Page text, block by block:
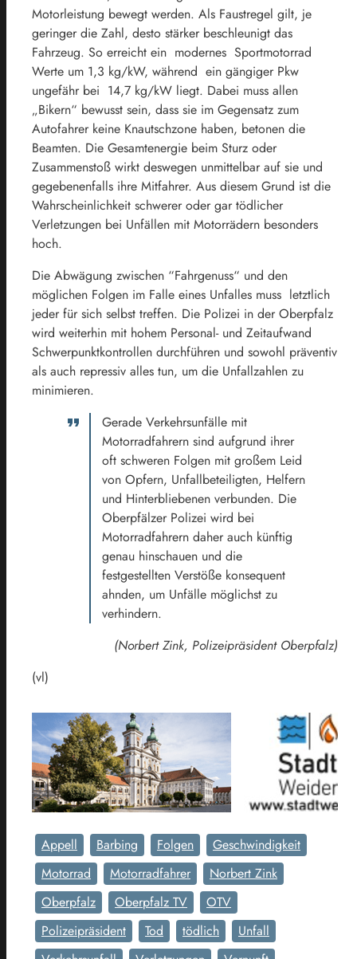
Motorleistung bewegt werden. Als Faustregel gilt, je
geringer die Zahl, desto stärker beschleunigt das
Fahrzeug. So erreicht ein modernes Sportmotorrad
Werte um 1,3 kg/kW, während ein gängiger Pkw
ungefähr bei 14,7 kg/kW liegt. Dabei muss allen
„Bikern“ bewusst sein, dass sie im Gegensatz zum
Autofahrer keine Knautschzone haben, betonen die
Beamten. Die Gesamtenergie beim Sturz oder
Zusammenstoß wirkt deswegen unmittelbar auf sie und
gegebenenfalls ihre Mitfahrer. Aus diesem Grund ist die
Wahrscheinlichkeit schwerer oder gar tödlicher
Verletzungen bei Unfällen mit Motorrädern besonders
hoch.
Die Abwägung zwischen “Fahrgenuss“ und den
möglichen Folgen im Falle eines Unfalles muss letztlich
jeder für sich selbst treffen. Die Polizei in der Oberpfalz
wird weiterhin mit hohem Personal- und Zeitaufwand
Schwerpunktkontrollen durchführen und sowohl präventiv
als auch repressiv alles tun, um die Unfallzahlen zu
minimieren.
Gerade Verkehrsunfälle mit
Motorradfahrern sind aufgrund ihrer
oft schweren Folgen mit großem Leid
von Opfern, Unfallbeteiligten, Helfern
und Hinterbliebenen verbunden. Die
Oberpfälzer Polizei wird bei
Motorradfahrern daher auch künftig
genau hinschauen und die
festgestellten Verstöße konsequent
ahnden, um Unfälle möglichst zu
verhindern.
(Norbert Zink, Polizeipräsident Oberpfalz)
(vl)
Appell Barbing Folgen
Geschwindigkeit
Motorrad
Motorradfahrer
Norbert Zink
Oberpfalz
Oberpfalz TV
OTV
Polizeipräsident
Tod tödlich
Unfall